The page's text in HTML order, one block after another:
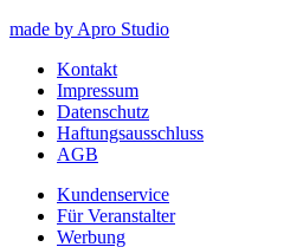
made by Apro Studio
Kontakt
Impressum
Datenschutz
Haftungsausschluss
AGB
Kundenservice
Für Veranstalter
Werbung